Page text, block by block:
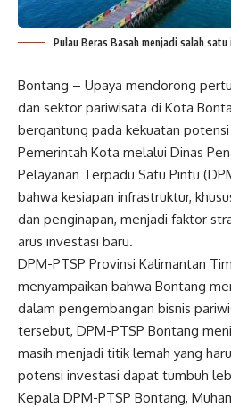
Pulau Beras Basah menjadi salah
Bontang – Upaya mendorong
dan sektor pariwisata di Kota
bergantung pada kekuatan potensi
Pemerintah Kota melalui Dinas
Pelayanan Terpadu Satu Pintu
bahwa kesiapan infrastruktur,
dan penginapan, menjadi faktor
arus investasi baru.
DPM-PTSP Provinsi Kalimantan
menyampaikan bahwa Bontang
dalam pengembangan bisnis
tersebut, DPM-PTSP Bontang
masih menjadi titik lemah yang
potensi investasi dapat tumbuh
Kepala DPM-PTSP Bontang,